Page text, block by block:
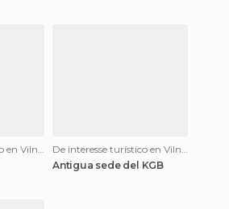
De interesse turístico en Vilnius
De interesse turístico en Vilnius
Antigua sede del KGB